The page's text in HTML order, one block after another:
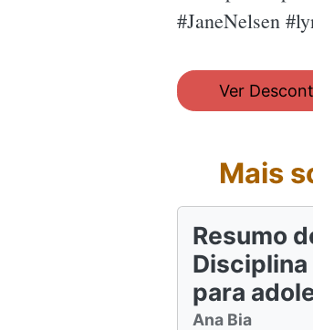
#JaneNelsen
Ver
Mais
Resumo
para
Ana Bia